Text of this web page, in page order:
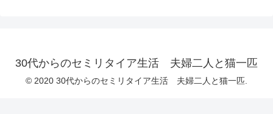
30代からのセミリタイア生活 夫婦二人と猫一匹
© 2020 30代からのセミリタイア生活 夫婦二人と猫一匹.